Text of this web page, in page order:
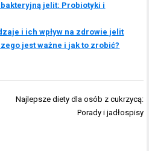
jelit: Probiotyki i
i ich wpływ na zdrowie jelit
jest ważne i jak to zrobić?
Najlepsze diety dla osób z cukrzycą:
Porady i jadłospisy